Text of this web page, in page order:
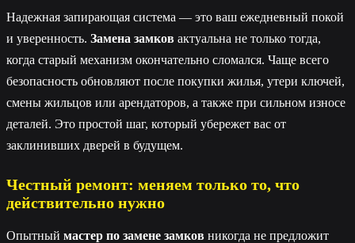
Надежная запирающая система — это ваш ежедневный покой
и уверенность. Замена замков актуальна не только тогда,
когда старый механизм окончательно сломался. Чаще всего
безопасность обновляют после покупки жилья, утери ключей,
смены жильцов или арендаторов, а также при сильном износе
деталей. Это простой шаг, который убережет вас от
заклинивших дверей в будущем.
Честный ремонт: меняем только то, что
действительно нужно
Опытный мастер по замене замков никогда не предложит